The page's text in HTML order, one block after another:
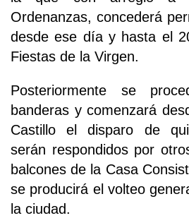
Ordenanzas, concederá
desde ese día y hasta el
Fiestas de la Virgen.
Posteriormente se
banderas y comenzará
Castillo el disparo de
serán respondidos por
balcones de la Casa
se producirá el volteo
la ciudad.